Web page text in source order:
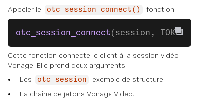
Appeler le
otc_session_connect() fonction :
otc_session_connect (session, TOKEN);
Cette fonction connecte le client à la session vidéo
Vonage. Elle prend deux arguments :
Les
otc_session
exemple de structure.
La chaîne de jetons Vonage Video.